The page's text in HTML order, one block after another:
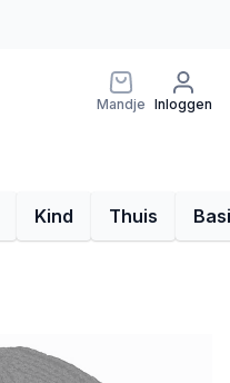
Mandje Inloggen
Kind Thuis